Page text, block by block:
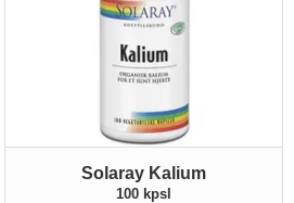
Solaray Kalium
100 kpsl